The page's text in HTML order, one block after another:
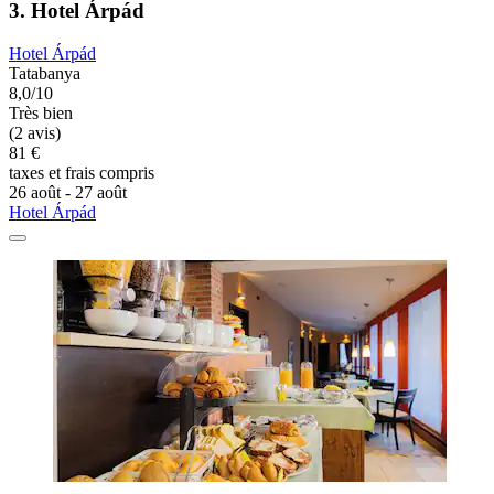
3. Hotel Árpád
Hotel Árpád
Tatabanya
8,0/10
Très bien
(2 avis)
81 €
taxes et frais compris
26 août - 27 août
Hotel Árpád